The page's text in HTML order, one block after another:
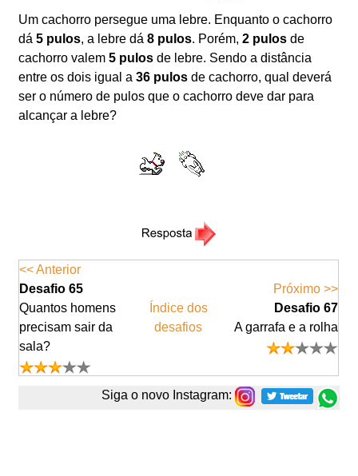
Um cachorro persegue uma lebre. Enquanto o cachorro
dá5 pulos, a lebre dá8 pulos. Porém,2 pulos de
cachorro valem5 pulos de lebre. Sendo a distância
entre os dois igual a36 pulos de cachorro, qual deverá
ser o número de pulos que o cachorro deve dar para
alcançar a lebre?
<< Anterior
Desafio 65
Quantos homens
precisam sair da
sala?
Índice dos
desafios
Próximo >>
Desafio 67
A garrafa e a rolha
Siga o novo Instagram: